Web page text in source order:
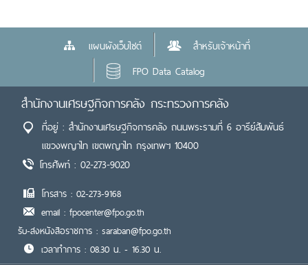
แผนผังเว็บไซต์
สำหรับเจ้าหน้าที่
FPO Data Catalog
สำนักงานเศรษฐกิจการคลัง กระทรวงการคลัง
ที่อยู่ : สำนักงานเศรษฐกิจการคลัง ถนนพระรามที่ 6 อารีย์สัมพันธ์
แขวงพญาไท เขตพญาไท กรุงเทพฯ 10400
โทรศัพท์ : 02-273-9020
โทรสาร : 02-273-9168
email : fpocenter@fpo.go.th
รับ-ส่งหนังสือราชการ : saraban@fpo.go.th
เวลาทำการ : 08.30 น. - 16.30 น.